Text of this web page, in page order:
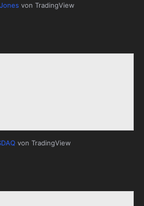
von TradingView
von TradingView